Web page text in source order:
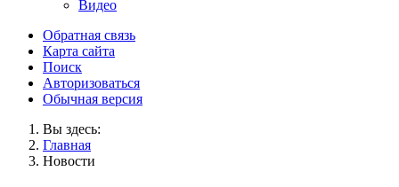
Видео
Обратная связь
Карта сайта
Поиск
Авторизоваться
Обычная версия
Вы здесь:
Главная
Новости